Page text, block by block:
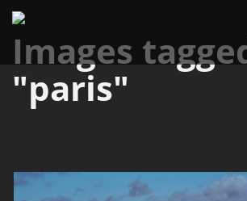
Images
"paris"